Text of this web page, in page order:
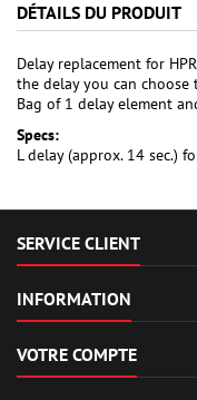
DÉTAILS DU PRODUIT
Delay replacement for
the delay you can
Bag of 1 delay element
Specs:
L delay (approx. 14 sec.)
SERVICE CLIENT
INFORMATION
VOTRE COMPTE